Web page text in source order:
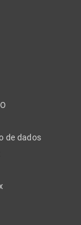
de dados